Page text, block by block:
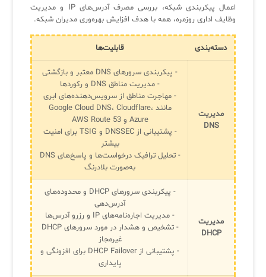
اعمال پیکربندی شبکه، بررسی مصرف آدرس‌های IP و مدیریت
وظایف اداری روزمره، همه با هدف افزایش بهره‌وری مدیران شبکه.
دسته‌بندی قابلیت‌ها
مدیریت
DNS
- پیکربندی سرورهای DNS معتبر و بازگشتی
- مدیریت مناطق DNS و رکوردها
- مهاجرت مناطق از سرویس‌دهنده‌های ابری
مانند Google Cloud DNS، Cloudflare،
Azure و AWS Route 53
- پشتیبانی از DNSSEC و TSIG برای امنیت
بیشتر
- تحلیل ترافیک درخواست‌ها و پاسخ‌های DNS
به‌صورت بلادرنگ
مدیریت
DHCP
- پیکربندی سرورهای DHCP و محدوده‌های
آدرس‌دهی
- مدیریت اجاره‌نامه‌های IP و رزرو آدرس‌ها
- تشخیص و هشدار در مورد سرورهای DHCP
غیرمجاز
- پشتیبانی از DHCP Failover برای افزونگی و
پایداری
✦
مدیریت خدمات سازمانی
سرویس دسک پلاس MSP
اندپوینت سنترال [سامانه مدیریت نقاط پایانی]
AD360
◆
Log360 ابزار SIEM
برنامه‌ساز هوشمند App Creator
سیستم هوشمند مدیریت فروش و فاکتور
سامانه مدیریت امنیت اطلاعات
✦
مدیریت خدمات منابع انسانی
CIs Control
مجموعه راهکارهای آیناک
✦
آموزش سیستم مدیریت خدمات فناوری اطلاعات
نکته‌های کلیدی برای مدیر انفورماتیک
آموزش‌ ویدیویی مفاهیم سرویس دسک
ITIL & SDP
◆
آموزش فارسی ITIL4
چارچوب ITIL برای همه
فلافلی_فناوری
آرشیو دانلودهای مدانت
لیست دوره‌ها
مقالات آموزشی